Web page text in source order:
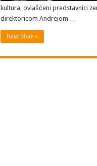
kultura, ovlašćeni predstavnici
direktoricom Andrejom …
Read More »